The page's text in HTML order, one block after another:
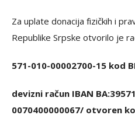
Za uplate donacija fizičkih i
Republike Srpske otvorilo je
571-010-00002700-15 kod
devizni račun IBAN
0070400000067/ otvoren